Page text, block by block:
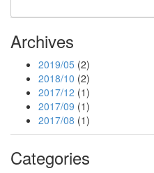
Archives
2019/05 (2)
2018/10 (2)
2017/12 (1)
2017/09 (1)
2017/08 (1)
Categories